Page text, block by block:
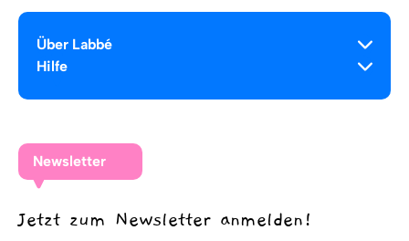
Über Labbé
Hilfe
Newsletter
Jetzt zum Newsletter anmelden!